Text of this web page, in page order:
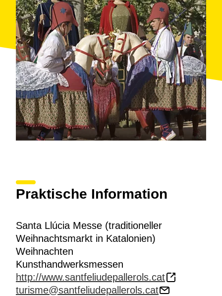
Praktische Information
Santa Llúcia Messe (traditioneller
Weihnachtsmarkt in Katalonien)
Weihnachten
Kunsthandwerksmessen
http://www.santfeliudepallerols.cat
turisme@santfeliudepallerols.cat